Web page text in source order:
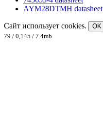
AYM28DTMH datasheet
Сайт использует cookies.
OK
79 / 0,145 / 7.4mb